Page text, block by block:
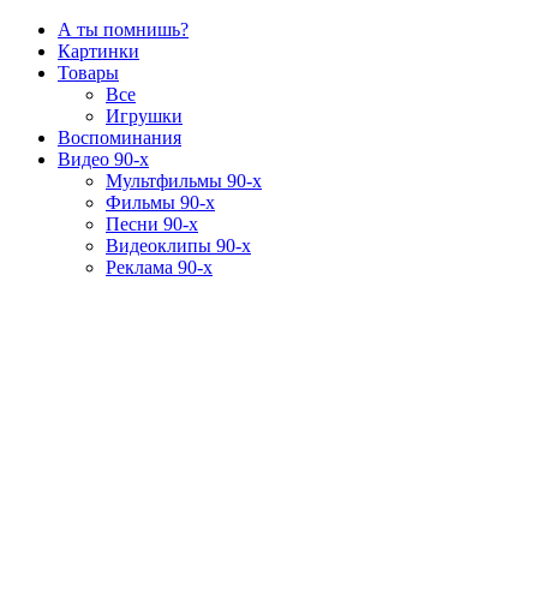
А ты помнишь?
Картинки
Товары
Все
Игрушки
Воспоминания
Видео 90-х
Мультфильмы 90-х
Фильмы 90-х
Песни 90-х
Видеоклипы 90-х
Реклама 90-х